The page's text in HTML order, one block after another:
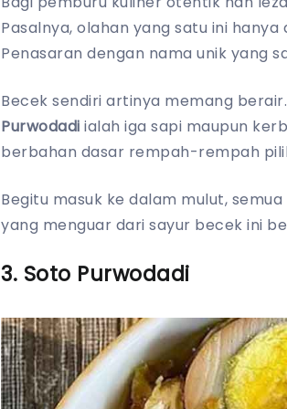
Pasalnya, olahan yang satu ini
Penasaran dengan nama unik yang
Becek sendiri artinya memang
Purwodadi ialah iga sapi maupun
berbahan dasar rempah-rempah
Begitu masuk ke dalam mulut,
yang menguar dari sayur becek ini
3. Soto Purwodadi